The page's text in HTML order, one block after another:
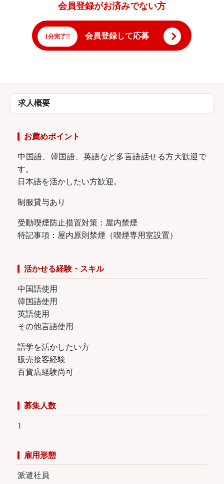
会員登録がお済みでない方
1分完了!! 会員登録して応募
求人概要
お薦めポイント
中国語、韓国語、英語など多言語話せる方大歓迎で
す。
日本語を活かしたい方歓迎。
制服貸与あり
受動喫煙防止措置対策：屋内禁煙
特記事項：屋内原則禁煙（喫煙専用室設置）
活かせる経験・スキル
中国語使用
韓国語使用
英語使用
その他言語使用
語学を活かしたい方
販売接客経験
百貨店経験尚可
募集人数
1
雇用形態
派遣社員